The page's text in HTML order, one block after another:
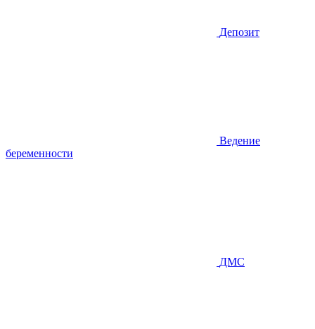
Депозит
Ведение
беременности
ДМС